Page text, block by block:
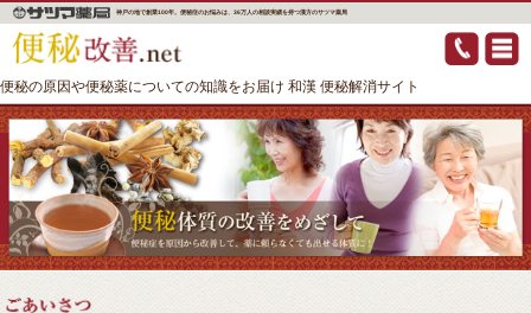
神戸の地で創業100年。便秘症のお悩みは、36万人の相談実績を持つ漢方のサツマ薬局
便秘の原因や便秘薬についての知識をお届け 和漢 便秘解消サイト